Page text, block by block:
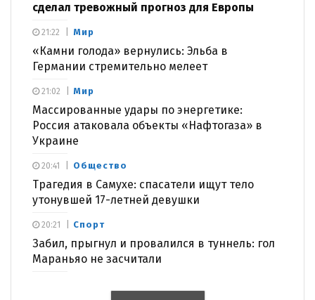
сделал тревожный прогноз для Европы
Мир
«Камни голода» вернулись: Эльба в
Германии стремительно мелеет
21:22
Мир
Массированные удары по энергетике:
Россия атаковала объекты «Нафтогаза» в
Украине
21:02
Общество
Трагедия в Самухе: спасатели ищут тело
утонувшей 17-летней девушки
20:41
Спорт
Забил, прыгнул и провалился в туннель: гол
Мараньяо не засчитали
20:21